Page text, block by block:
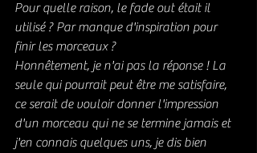
Pour quelle raison, le fade out était il
utilisé ? Par manque d'inspiration pour
finir les morceaux ?
Honnêtement, je n'ai pas la réponse ! La
seule qui pourrait peut être me satisfaire,
ce serait de vouloir donner l'impression
d'un morceau qui ne se termine jamais et
j'en connais quelques uns, je dis bien